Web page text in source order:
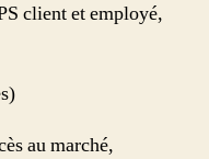
client et employé,
au marché,